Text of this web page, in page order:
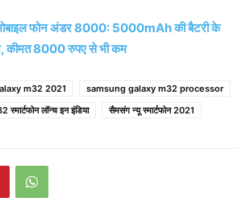
फोन अंडर 8000: 5000mAh की बैटरी के
कीमत 8000 रुपए से भी कम
m32 2021
samsung galaxy m32 processor
लॉन्च इन इंडिया सैमसंग न्यू स्मार्टफोन 2021